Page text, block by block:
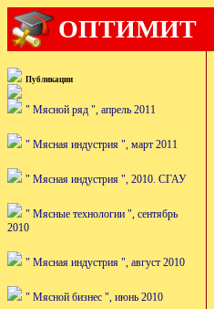
ОПТИМИТ
Публикации
" Мясной ряд ", апрель 2011
" Мясная индустрия ", март 2011
" Мясная индустрия ", 2010. СГАУ
" Мясные технологии ", сентябрь
2010
" Мясная индустрия ", август 2010
" Мясной бизнес ", июнь 2010